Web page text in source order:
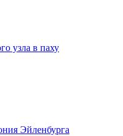
узла в паху
Эйленбурга